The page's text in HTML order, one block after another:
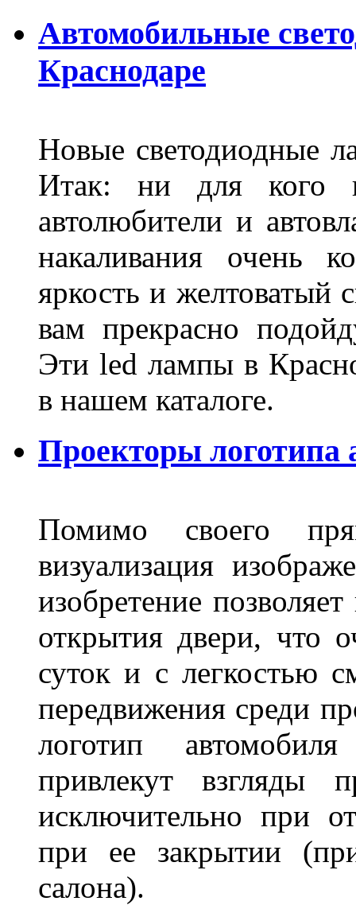
Автомобильные
Краснодаре
Новые светодиодные
Итак: ни для кого
автолюбители и
накаливания очень
яркость и желтоватый
вам прекрасно
Эти led лампы в
в нашем каталоге.
Проекторы логотипа
Помимо своего
визуализация
изобретение
открытия двери, что
суток и с легкостью
передвижения среди
логотип
привлекут взгляды
исключительно при
при ее закрытии
салона).